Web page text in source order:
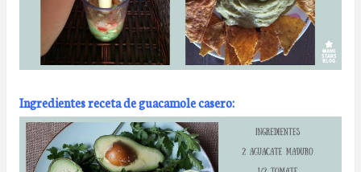
Ingredientes receta de guacamole casero: